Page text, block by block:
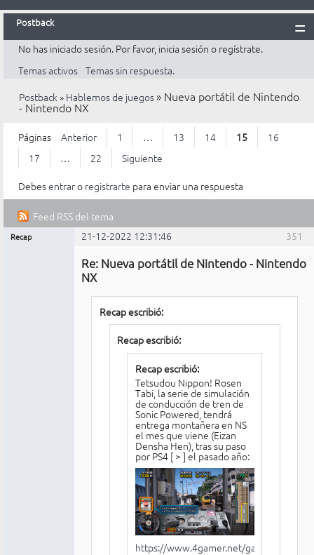
Postback
Inicio
Postback
Reglas
Registrarte
Entrar
No has iniciado sesión. Por favor, inicia sesión o regístrate.
Temas activos Temas sin respuesta.
Postback» Hablemos de juegos » Nueva portátil de Nintendo
- Nintendo NX
Páginas Anterior 1 … 13 14 15
16
17
… 22
Siguiente
Debesentraro registrarte para enviar una respuesta
Feed RSS del tema
351
Recap 21-12-2022 12:31:46
Re: Nueva portátil de Nintendo - Nintendo
NX
Recap escribió:
Recap escribió:
Recap escribió:
Tetsudou Nippon! Rosen
Tabi, la serie de simulación
de conducción de tren de
Sonic Powered, tendrá
entrega montañera en NS
el mes que viene (Eizan
Densha Hen), tras su paso
por PS4 [> ] el pasado año:
https://www.4gamer.net/games/600/